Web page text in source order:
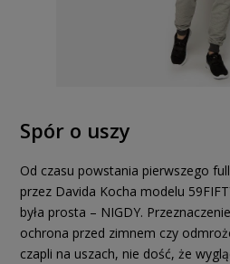
Spór o uszy
Od czasu powstania pierwszego
przez Davida Kocha modelu
była prosta – NIGDY.
ochrona przed zimnem czy
czapli na uszach, nie dość, że